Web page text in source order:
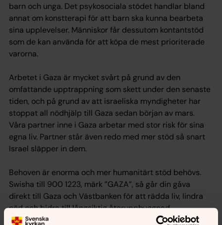
barn och unga. Det psykosociala stödet handlar bland
annat om konstterapi för att barn ska kunna bearbeta
sina upplevelser. Människor får dessutom kontantstöd
som de kan använda för att köpa de mest prioriterade
varorna.
Arbetet i Gaza är mycket svårt på grund av den
omfattande upptrappning som skett under den senaste
tiden, och på grund av att israeliska myndigheter har
stoppat all nödhjälp till Gaza sedan början av mars.
Våra partner inne i Gaza arbetar med stor risk för sina
egna liv. Partner står även redo med mer stöd så snart
Israel släpper in dem.
Behoven är enorma och mer humanitärt stöd behövs.
Swisha till 900 1223, märk ”GAZA”, så går din gåva
direkt till Gaza och Västbanken för att rädda liv, lindra
nöd och bidra till långsiktig återuppbyggnad.